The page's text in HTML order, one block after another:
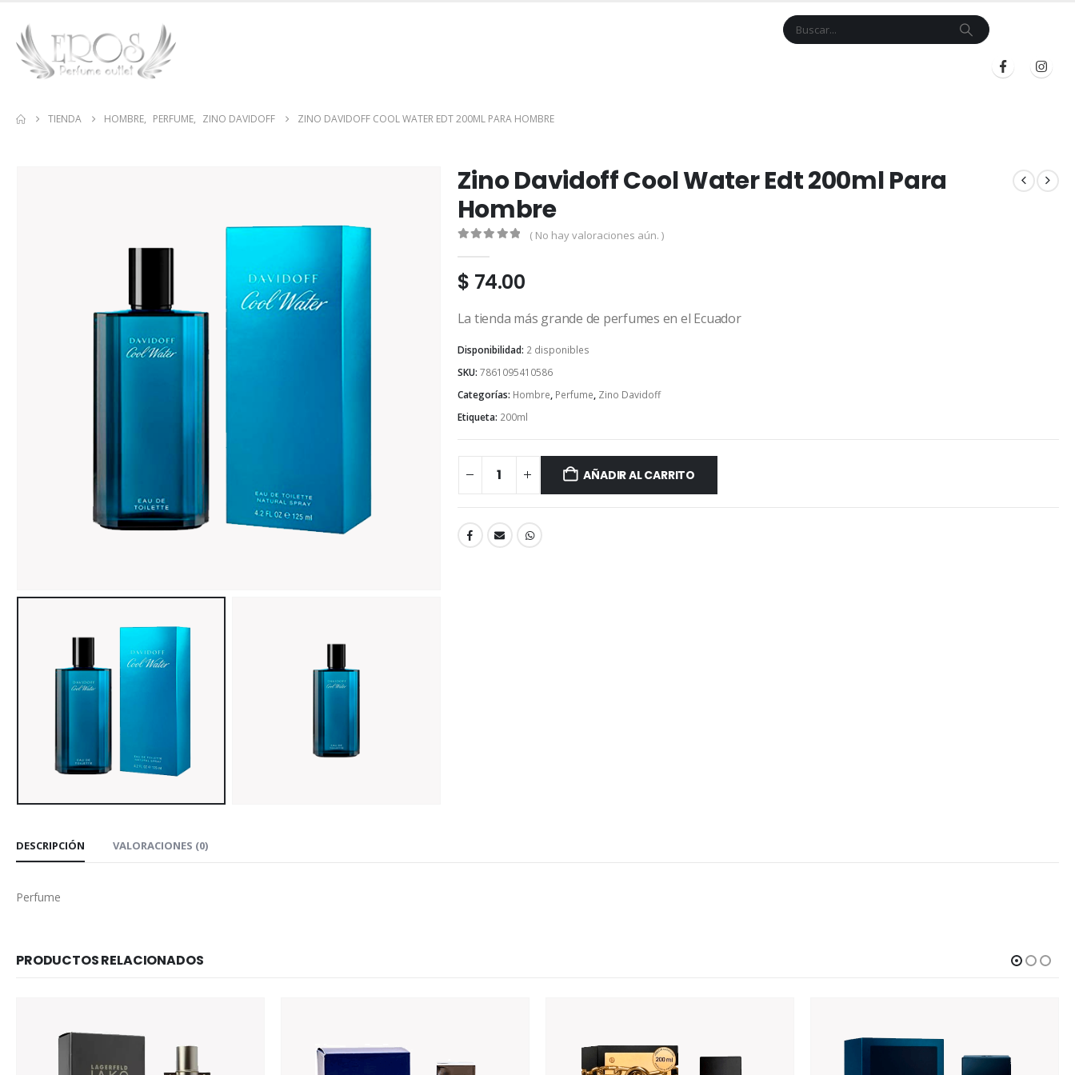
TIENDA HOMBRE, PERFUME, ZINO DAVIDOFF ZINO DAVIDOFF COOL WATER EDT 200ML PARA HOMBRE
Zino Davidoff Cool Water Edt 200ml Para
Hombre
( No hay valoraciones aún. )
$ 74.00
La tienda más grande de perfumes en el Ecuador
Disponibilidad: 2 disponibles
SKU: 7861095410586
Categorías: Hombre, Perfume, Zino Davidoff
Etiqueta: 200ml
AÑADIR AL CARRITO
DESCRIPCIÓN VALORACIONES (0)
Perfume
PRODUCTOS RELACIONADOS